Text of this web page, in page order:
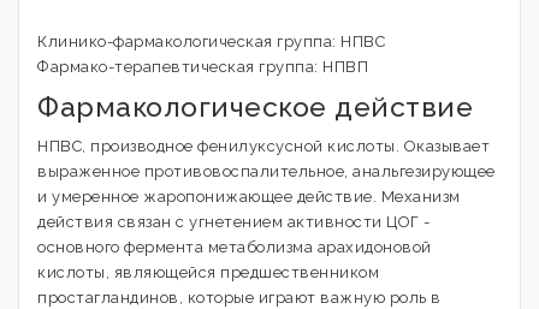
Клинико-фармакологическая группа: НПВС
Фармако-терапевтическая группа: НПВП
Фармакологическое действие
НПВС, производное фенилуксусной кислоты. Оказывает
выраженное противовоспалительное, анальгезирующее
и умеренное жаропонижающее действие. Механизм
действия связан с угнетением активности ЦОГ -
основного фермента метаболизма арахидоновой
кислоты, являющейся предшественником
простагландинов, которые играют важную роль в